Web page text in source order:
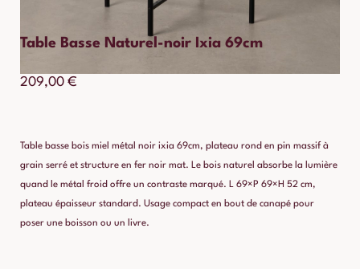
Table Basse Naturel-noir Ixia 69cm
209,00 €
Table basse bois miel métal noir ixia 69cm, plateau rond en pin massif à
grain serré et structure en fer noir mat. Le bois naturel absorbe la lumière
quand le métal froid offre un contraste marqué. L 69×P 69×H 52 cm,
plateau épaisseur standard. Usage compact en bout de canapé pour
poser une boisson ou un livre.